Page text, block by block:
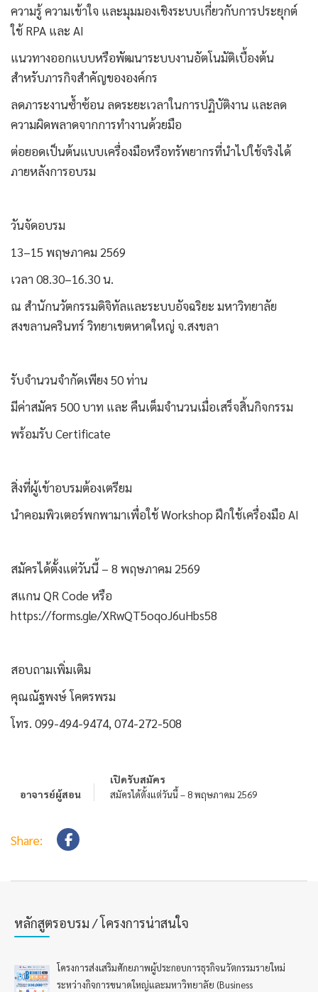
ความรู้ ความเข้าใจ และมุมมองเชิงระบบเกี่ยวกับการประยุกต์
ใช้ RPA และ AI
แนวทางออกแบบหรือพัฒนาระบบงานอัตโนมัติเบื้องต้น
สำหรับภารกิจสำคัญขององค์กร
ลดภาระงานซ้ำซ้อน ลดระยะเวลาในการปฏิบัติงาน และลด
ความผิดพลาดจากการทำงานด้วยมือ
ต่อยอดเป็นต้นแบบเครื่องมือหรือทรัพยากรที่นำไปใช้จริงได้
ภายหลังการอบรม
วันจัดอบรม
13–15 พฤษภาคม 2569
เวลา 08.30–16.30 น.
ณ สำนักนวัตกรรมดิจิทัลและระบบอัจฉริยะ มหาวิทยาลัย
สงขลานครินทร์ วิทยาเขตหาดใหญ่ จ.สงขลา
รับจำนวนจำกัดเพียง 50 ท่าน
มีค่าสมัคร 500 บาท และ คืนเต็มจำนวนเมื่อเสร็จสิ้นกิจกรรม
พร้อมรับ Certificate
สิ่งที่ผู้เข้าอบรมต้องเตรียม
นำคอมพิวเตอร์พกพามาเพื่อใช้ Workshop ฝึกใช้เครื่องมือ AI
สมัครได้ตั้งแต่วันนี้ – 8 พฤษภาคม 2569
สแกน QR Code หรือ
https://forms.gle/XRwQT5oqoJ6uHbs58
สอบถามเพิ่มเติม
คุณณัฐพงษ์ โคตรพรม
โทร. 099-494-9474, 074-272-508
อาจารย์ผู้สอน
เปิดรับสมัคร
สมัครได้ตั้งแต่วันนี้ – 8 พฤษภาคม 2569
Share:
หลักสูตรอบรม / โครงการน่าสนใจ
โครงการส่งเสริมศักยภาพผู้ประกอบการธุรกิจนวัตกรรมรายใหม่
ระหว่างกิจการขนาดใหญ่และมหาวิทยาลัย (Business